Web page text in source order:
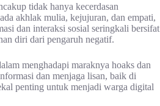
tidak hanya kecerdasan
akhlak mulia, kejujuran, dan empati,
dan interaksi sosial seringkali bersifat
diri dari pengaruh negatif.
menghadapi maraknya hoaks dan
dan menjaga lisan, baik di
penting untuk menjadi warga digital